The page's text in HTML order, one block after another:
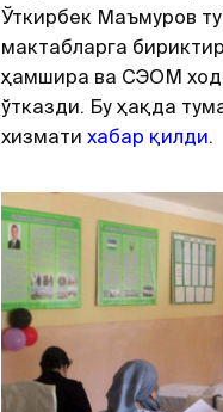
Ўткирбек Маъмуров
мактабларга
ҳамшира ва СЭОМ
ўтказди. Бу ҳақда
хизмати хабар қилди.